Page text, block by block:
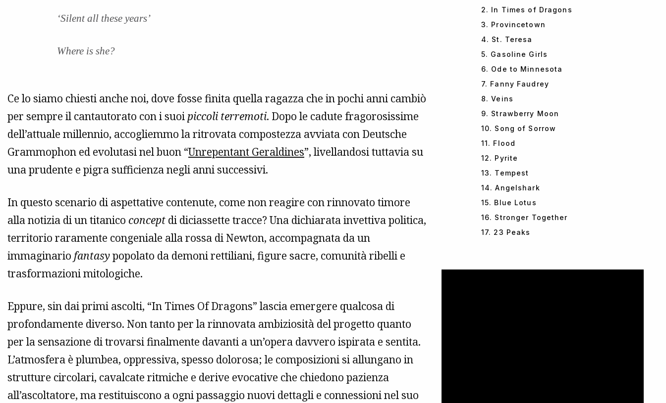
‘Silent all these years’
Where is she?
Ce lo siamo chiesti anche noi, dove fosse finita quella ragazza che in pochi anni cambiò
per sempre il cantautorato con i suoi piccoli terremoti. Dopo le cadute fragorosissime
dell’attuale millennio, accogliemmo la ritrovata compostezza avviata con Deutsche
Grammophon ed evolutasi nel buon “Unrepentant Geraldines”, livellandosi tuttavia su
una prudente e pigra sufficienza negli anni successivi.
In questo scenario di aspettative contenute, come non reagire con rinnovato timore
alla notizia di un titanico concept di diciassette tracce? Una dichiarata invettiva politica,
territorio raramente congeniale alla rossa di Newton, accompagnata da un
immaginario fantasypopolato da demoni rettiliani, figure sacre, comunità ribelli e
trasformazioni mitologiche.
Eppure, sin dai primi ascolti, “In Times Of Dragons” lascia emergere qualcosa di
profondamente diverso. Non tanto per la rinnovata ambiziosità del progetto quanto
per la sensazione di trovarsi finalmente davanti a un’opera davvero ispirata e sentita.
L’atmosfera è plumbea, oppressiva, spesso dolorosa; le composizioni si allungano in
strutture circolari, cavalcate ritmiche e derive evocative che chiedono pazienza
all’ascoltatore, ma restituiscono a ogni passaggio nuovi dettagli e connessioni nel suo
2. In Times of Dragons
3. Provincetown
4. St. Teresa
5. Gasoline Girls
6. Ode to Minnesota
7. Fanny Faudrey
8. Veins
9. Strawberry Moon
10. Song of Sorrow
11. Flood
12. Pyrite
13. Tempest
14. Angelshark
15. Blue Lotus
16. Stronger Together
17. 23 Peaks